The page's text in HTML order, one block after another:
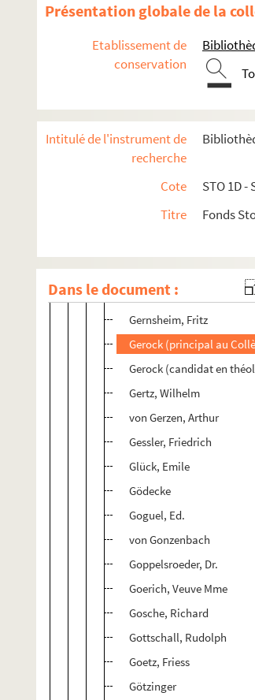
Présentation globale de la
Etablissement de
conservation
Intitulé de l'instrument de
recherche
Cote
STO 1D -
Titre
Fonds
Dans le document :
F
G
1 liste manuscrite de
Gaidoz, H.
Gambs
Gemuseus-Respinger,
Gerber, Jules
Germanische Museum
Gernsheim, Fritz
Gerock (principal au
Gerock (candidat en
Gertz, Wilhelm
von Gerzen, Arthur
Gessler, Friedrich
Glück, Emile
Gödecke
Goguel, Ed.
von Gonzenbach
Goppelsroeder, Dr.
Goerich, Veuve Mme
Gosche, Richard
Gottschall, Rudolph
Goetz, Friess
Götzinger